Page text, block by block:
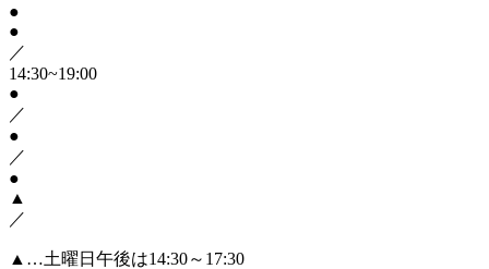
●
●
／
14:30~19:00
●
／
●
／
●
▲
／
▲…土曜日午後は14:30～17:30